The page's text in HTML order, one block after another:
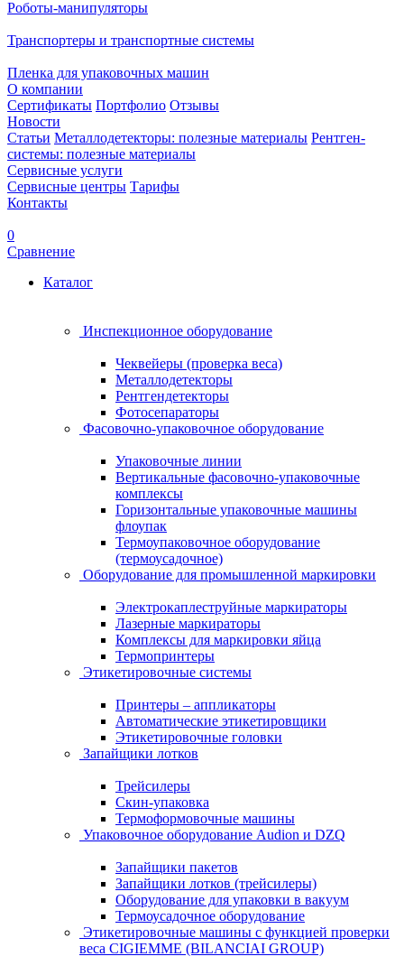
Роботы-манипуляторы
Транспортеры и транспортные системы
Пленка для упаковочных машин
О компании
Сертификаты Портфолио Отзывы
Новости
Статьи Металлодетекторы: полезные материалы Рентген-
системы: полезные материалы
Сервисные услуги
Сервисные центры Тарифы
Контакты
0
Сравнение
Каталог
Инспекционное оборудование
Чеквейеры (проверка веса)
Металлодетекторы
Рентгендетекторы
Фотосепараторы
Фасовочно-упаковочное оборудование
Упаковочные линии
Вертикальные фасовочно-упаковочные
комплексы
Горизонтальные упаковочные машины
флоупак
Термоупаковочное оборудование
(термоусадочное)
Оборудование для промышленной маркировки
Электрокаплеструйные маркираторы
Лазерные маркираторы
Комплексы для маркировки яйца
Термопринтеры
Этикетировочные системы
Принтеры – аппликаторы
Автоматические этикетировщики
Этикетировочные головки
Запайщики лотков
Трейсилеры
Скин-упаковка
Термоформовочные машины
Упаковочное оборудование Audion и DZQ
Запайщики пакетов
Запайщики лотков (трейсилеры)
Оборудование для упаковки в вакуум
Термоусадочное оборудование
Этикетировочные машины с функцией проверки
веса CIGIEMME (BILANCIAI GROUP)